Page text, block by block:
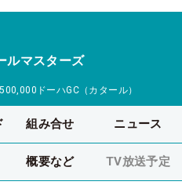
ルマスターズ
ドーハGC（カタール）
組み合せ ニュース
概要など TV放送予定